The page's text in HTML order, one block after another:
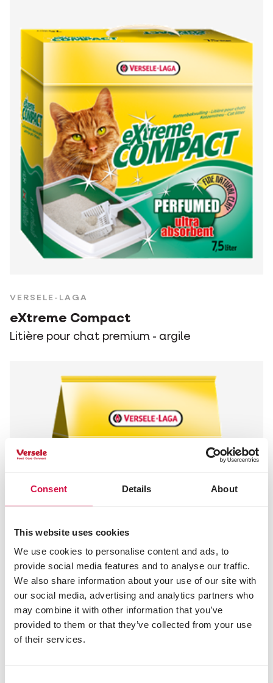
Consent Details About
This website uses cookies
We use cookies to personalise content and ads, to
provide social media features and to analyse our traffic.
We also share information about your use of our site with
our social media, advertising and analytics partners who
may combine it with other information that you’ve
provided to them or that they’ve collected from your use
of their services.
VERSELE-LAGA
eXtreme Compact
Litière pour chat premium - argile